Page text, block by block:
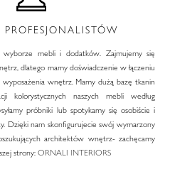
PROFESJONALISTÓW
mebli i dodatków. Zajmujemy się
dlatego mamy doświadczenie w łączeniu
wnętrz. Mamy dużą bazę tkanin
kolorystycznych naszych mebli według
próbniki lub spotykamy się osobiście i
Dzięki nam skonfigurujecie swój wymarzony
architektów wnętrz- zachęcamy
strony:ORNALI INTERIORS